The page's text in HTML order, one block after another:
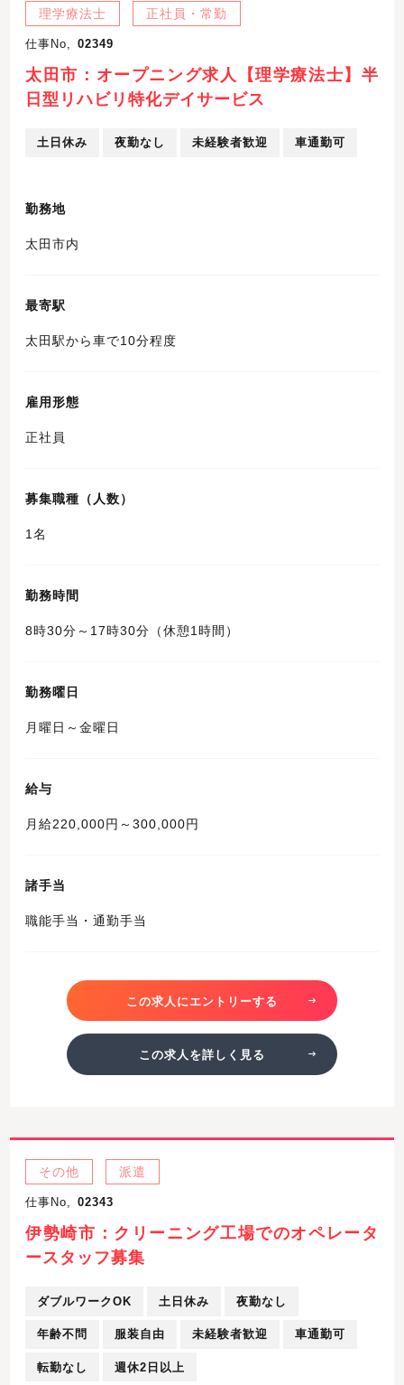
理学療法士 正社員・常勤
仕事No, 02349
太田市：オープニング求人【理学療法士】半
日型リハビリ特化デイサービス
土日休み 夜勤なし 未経験者歓迎 車通勤可
勤務地
太田市内
最寄駅
太田駅から車で10分程度
雇用形態
正社員
募集職種（人数）
1名
勤務時間
8時30分～17時30分（休憩1時間）
勤務曜日
月曜日～金曜日
給与
月給220,000円～300,000円
諸手当
職能手当・通勤手当
この求人にエントリーする
この求人を詳しく見る
その他 派遣
仕事No, 02343
伊勢崎市：クリーニング工場でのオペレータ
ースタッフ募集
ダブルワークOK 土日休み 夜勤なし
年齢不問 服装自由 未経験者歓迎 車通勤可
転勤なし 週休2日以上